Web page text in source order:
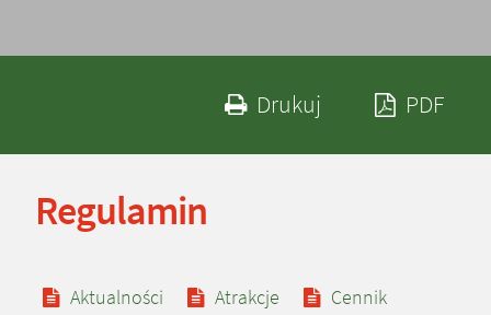
DrukujDrukuj PDF
Regulamin
Zobacz również
Aktualności Atrakcje Cennik